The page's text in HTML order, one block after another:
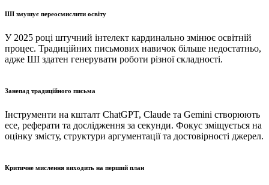
ШІ змушує переосмислити освіту
У 2025 році штучний інтелект кардинально змінює освітній
процес. Традиційних письмових навичок більше недостатньо,
адже ШІ здатен генерувати роботи різної складності.
Занепад традиційного письма
Інструменти на кшталт ChatGPT, Claude та Gemini створюють
есе, реферати та дослідження за секунди. Фокус зміщується на
оцінку змісту, структури аргументації та достовірності джерел.
Критичне мислення виходить на перший план